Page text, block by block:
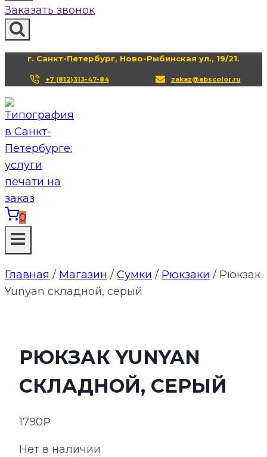
Заказать звонок
г. Санкт-Петербург, Ново-Рыбинская ул., 19/21.
+7 (812)313-47-84 zakaz@abscolor.ru
0
Главная / Магазин / Сумки / Рюкзаки / Рюкзак
Yunyan складной, серый
РЮКЗАК YUNYAN
СКЛАДНОЙ, СЕРЫЙ
1790₽
Нет в наличии